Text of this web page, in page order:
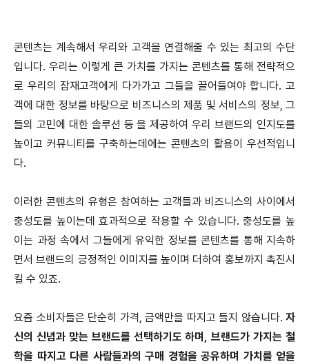
콘텐츠는 계속해서 우리와 고객을 연결해줄 수 있는 최고의 수단
입니다. 우리는 이렇게 큰 가치를 가지는 콘텐츠를 통해 전략적으
로 우리의 잠재고객에게 다가가고 그들을 끌어들여야 합니다. 고
객에 대한 정보를 바탕으로 비즈니스의 제품 및 서비스의 정보, 그
들의 고민에 대한 솔루션 등 을 제공하여 우리 브랜드의 인지도를
높이고 커뮤니티를 구축하는데에는 콘텐츠의 활용이 우선적입니
다.
이러한 콘텐츠의 유형은 참여하는 고객들과 비즈니스의 사이에서
충성도를 높이는데 효과적으로 작용할 수 있습니다. 충성도를 높
이는 과정 속에서 그들에게 유익한 정보를 콘텐츠를 통해 지속하
면서 브랜드의 긍정적인 이미지를 높이며 더하여 홍보까지 촉진시
킬 수 있죠.
요즘 소비자들은 단순히 가격, 금액만을 따지고 들지 않습니다. 자
신의 신념과 맞는 브랜드를 선택하기도 하며, 브랜드가 가지는 철
학을 따지고 다른 사람들과의 구매 경험을 공유하며 가치를 얻을